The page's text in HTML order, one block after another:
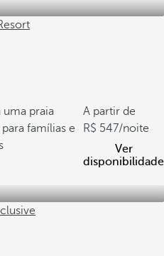
uma praia
para famílias e
A partir de
547/noite
Ver
disponibilidade